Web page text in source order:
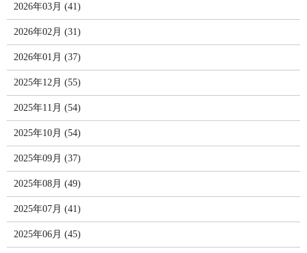
2026年03月 (41)
2026年02月 (31)
2026年01月 (37)
2025年12月 (55)
2025年11月 (54)
2025年10月 (54)
2025年09月 (37)
2025年08月 (49)
2025年07月 (41)
2025年06月 (45)